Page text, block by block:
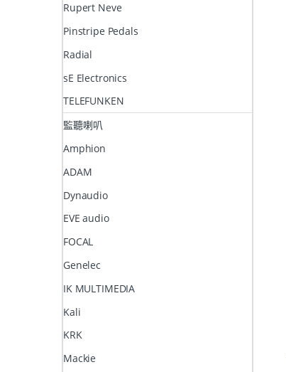
Rupert Neve
Pinstripe Pedals
Radial
sE Electronics
TELEFUNKEN
監聽喇叭
Amphion
ADAM
Dynaudio
EVE audio
FOCAL
Genelec
IK MULTIMEDIA
Kali
KRK
Mackie